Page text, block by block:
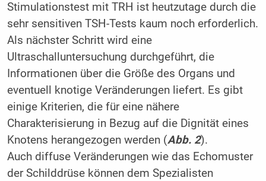
Stimulationstest mit TRH ist heutzutage durch die
sehr sensitiven TSH-Tests kaum noch erforderlich.
Als nächster Schritt wird eine
Ultraschalluntersuchung durchgeführt, die
Informationen über die Größe des Organs und
eventuell knotige Veränderungen liefert. Es gibt
einige Kriterien, die für eine nähere
Charakterisierung in Bezug auf die Dignität eines
Knotens herangezogen werden (Abb. 2).
Auch diffuse Veränderungen wie das Echomuster
der Schilddrüse können dem Spezialisten